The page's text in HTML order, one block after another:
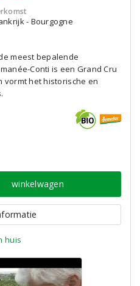
- Bourgogne
meest bepalende
Conti is een Grand Cru
vormt het historische en
winkelwagen
huis